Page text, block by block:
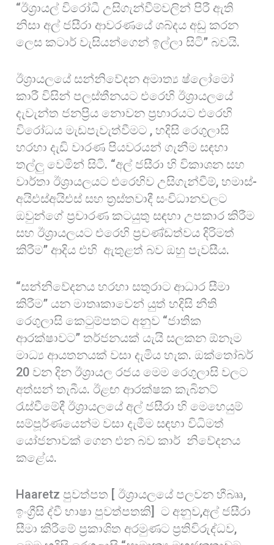
“ඊශ්‍රායල් විරෝධී උසිගැන්වීම්වලින් පිරී ඇති
නිසා අල් ජසීරා ආවරණයේ ශබ්දය අඩු කරන
ලෙස කටාර් වැසියන්ගෙන් ඉල්ලා සිටි” බවයි.
ඊශ්‍රායලයේ සන්නිවේදන අමාත්‍ය ෂ්ලෝමෝ
කාරී විසින් පලස්තීනයට එරෙහි ඊශ්‍රායලයේ
දැවැන්ත ජනප්‍රිය නොවන ප්‍රහාරයට එරෙහි
විරෝධය මැඩපැවැත්වීමට , හදිසි රෙගුලාසි
හරහා දැඩි වාරණ පියවරයන් ගැනීම සඳහා
තල්ලු වෙමින් සිටී. “අල් ජසීරා හි විකාශන සහ
වාර්තා ඊශ්‍රායලයට එරෙහිව උසිගැන්වීම්, හමාස්-
අයිඑස්අයිඑස් සහ ත්‍රස්තවාදී සංවිධානවලට
ඔවුන්ගේ ප්‍රචාරණ කටයුතු සඳහා උපකාර කිරීම
සහ ඊශ්‍රායලයට එරෙහි ප්‍රචණ්ඩත්වය දිරිමත්
කිරීම” ආදිය එහි ඇතුළත් බව ඔහු පැවසීය.
“සන්නිවේදනය හරහා සතුරාට ආධාර සීමා
කිරීම” යන මාතෘකාවෙන් යුත් හදිසි නීති
රෙගුලාසි කෙටුම්පතට අනුව “ජාතික
ආරක්ෂාවට” තර්ජනයක් යැයි සලකන ඕනෑම
මාධ්‍ය ආයතනයක් වසා දැමිය හැක. ඔක්තෝබර්
20 වන දින ඊශ්‍රායල රජය මෙම රෙගුලාසි වලට
අත්සන් තැබීය. ඊළඟ ආරක්ෂක කැබිනට්
රැස්වීමේදී ඊශ්‍රායලයේ අල් ජසීරා හි මෙහෙයුම්
සම්පූර්ණයෙන්ම වසා දැමීම සඳහා විධිමත්
යෝජනාවක් ගෙන එන බව කාර් නිවේදනය
කළේය.
Haaretz පුවත්පත [ ඊශ්‍රායලයේ පලවන හීබෲ,
ඉංග්‍රීසි ද්වී භාෂා පුවත්පතකි] ට අනුව,අල් ජසීරා
සීමා කිරීමේ ප්‍රකාශිත අරමුණට ප්‍රතිවිරුද්ධව,